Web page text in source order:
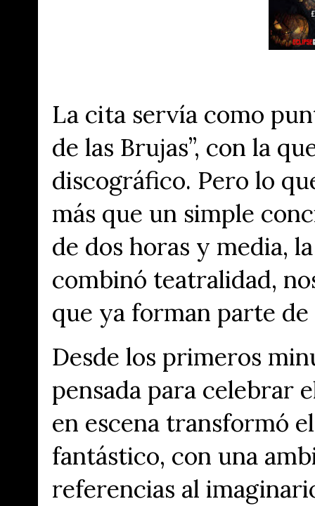
La cita servía como
de las Brujas”, con la
discográfico. Pero lo
más que un simple
de dos horas y media,
combinó teatralidad,
que ya forman parte
Desde los primeros
pensada para celebrar
en escena transformó
fantástico, con una
referencias al